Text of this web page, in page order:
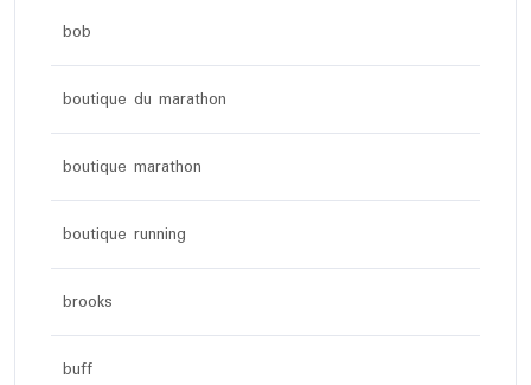
bob
boutique du marathon
boutique marathon
boutique running
brooks
buff